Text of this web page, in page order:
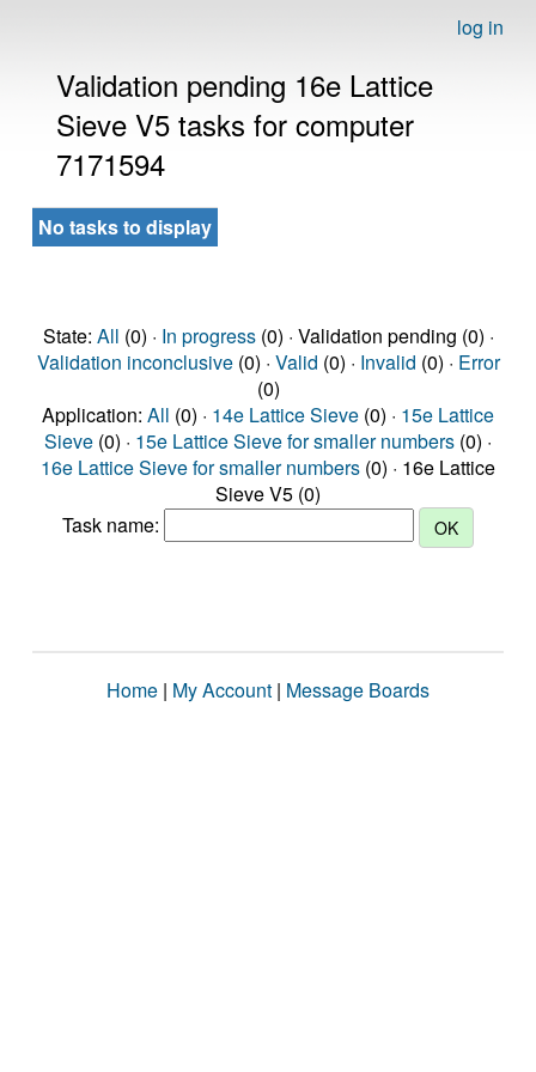
log in
Validation pending 16e Lattice
Sieve V5 tasks for computer
7171594
No tasks to display
State: All (0) · In progress(0) · Validation pending (0) ·
Validation inconclusive(0) · Valid (0) · Invalid (0) · Error
(0)
Application: All (0) · 14e Lattice Sieve (0) · 15e Lattice
Sieve (0) · 15e Lattice Sieve for smaller numbers (0) ·
16e Lattice Sieve for smaller numbers (0) · 16e Lattice
Sieve V5 (0)
Task name:
Home | My Account | Message Boards